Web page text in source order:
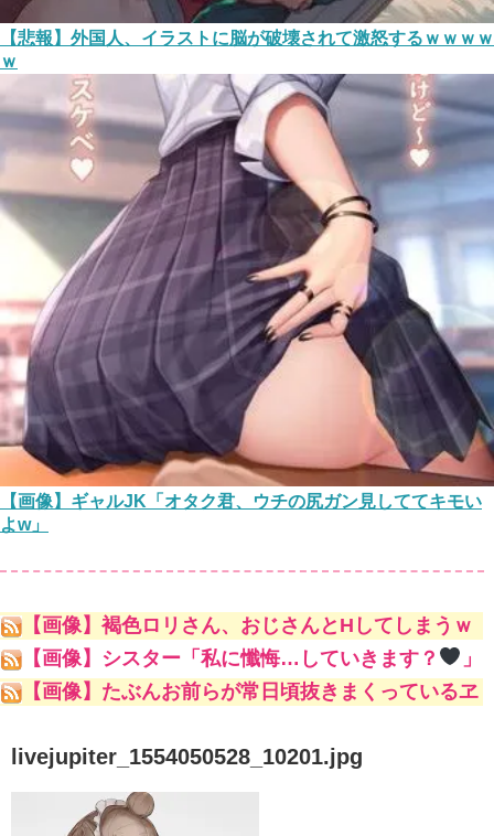
【悲報】外国人、イラストに脳が破壊されて激怒するｗｗｗｗ
ｗ
【画像】ギャルJK「オタク君、ウチの尻ガン見しててキモい
よw」
【画像】褐色ロリさん、おじさんとHしてしまうｗ
ｗｗｗｗ
【画像】シスター「私に懺悔…していきます？
」
【画像】たぶんお前らが常日頃抜きまくっているヱ
livejupiter_1554050528_10201.jpg